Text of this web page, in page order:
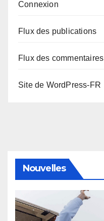
Connexion
Flux des publications
Flux des commentaires
Site de WordPress-FR
Nouvelles